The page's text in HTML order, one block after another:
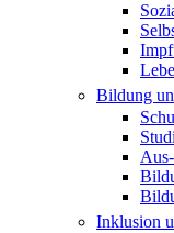
Bildung
Inklusion